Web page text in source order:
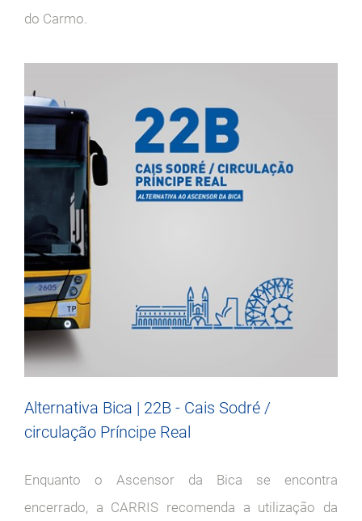
do Carmo.
Alternativa Bica | 22B - Cais Sodré /
circulação Príncipe Real
Enquanto o Ascensor da Bica se encontra
encerrado, a CARRIS recomenda a utilização da